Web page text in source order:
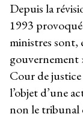
Depuis la
1993
ministres sont,
gouvernement
Cour de
l’objet d’une
non le tribunal